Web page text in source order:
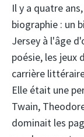
Il y a quatre
biographie : un
Jersey à l'âge
poésie, les jeux
carrière
Elle était une
Twain,
dominait les